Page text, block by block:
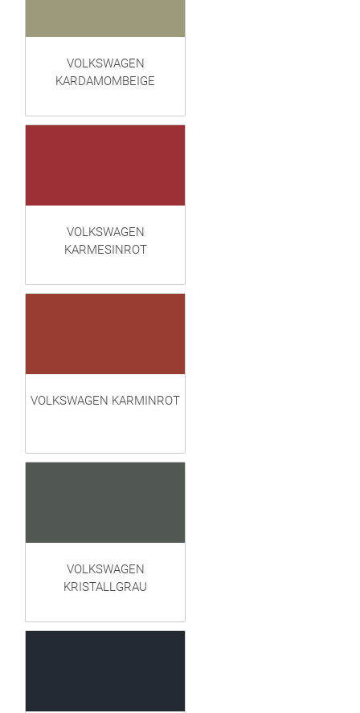
VOLKSWAGEN
KARDAMOMBEIGE
VOLKSWAGEN
KARMESINROT
VOLKSWAGEN KARMINROT
VOLKSWAGEN
KRISTALLGRAU